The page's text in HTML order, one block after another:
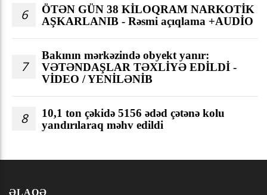
6
ÖTƏN GÜN 38 KİLOQRAM NARKOTİK
AŞKARLANIB - Rəsmi açıqlama +AUDİO
7
Bakının mərkəzində obyekt yanır:
VƏTƏNDAŞLAR TƏXLİYƏ EDİLDİ -
VİDEO / YENİLƏNİB
8
10,1 ton çəkidə 5156 ədəd çətənə kolu
yandırılaraq məhv edildi
ƏLAQƏ